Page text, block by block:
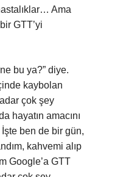
Ama
GTT’yi
bu ya?” diye.
kaybolan
çok şey
hayatın amacını
ben de bir gün,
kahvemi alıp
Google’a GTT